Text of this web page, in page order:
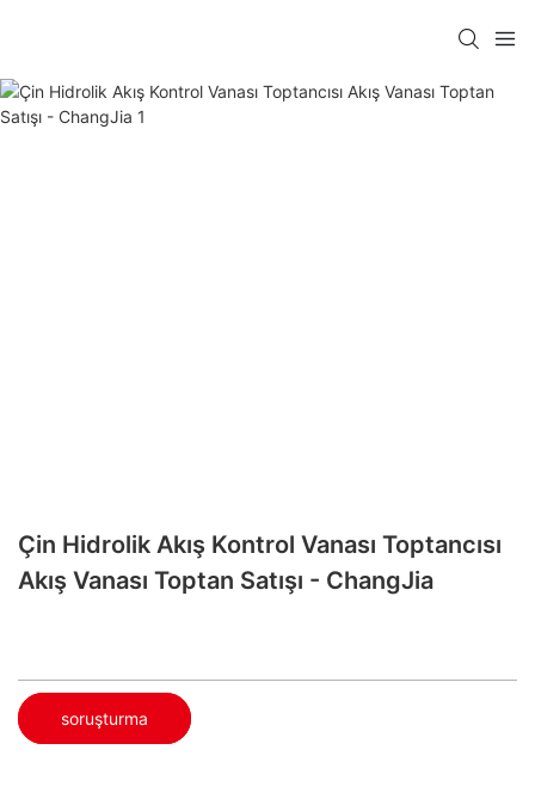
Çin Hidrolik Akış Kontrol Vanası Toptancısı
Akış Vanası Toptan Satışı - ChangJia
soruşturma